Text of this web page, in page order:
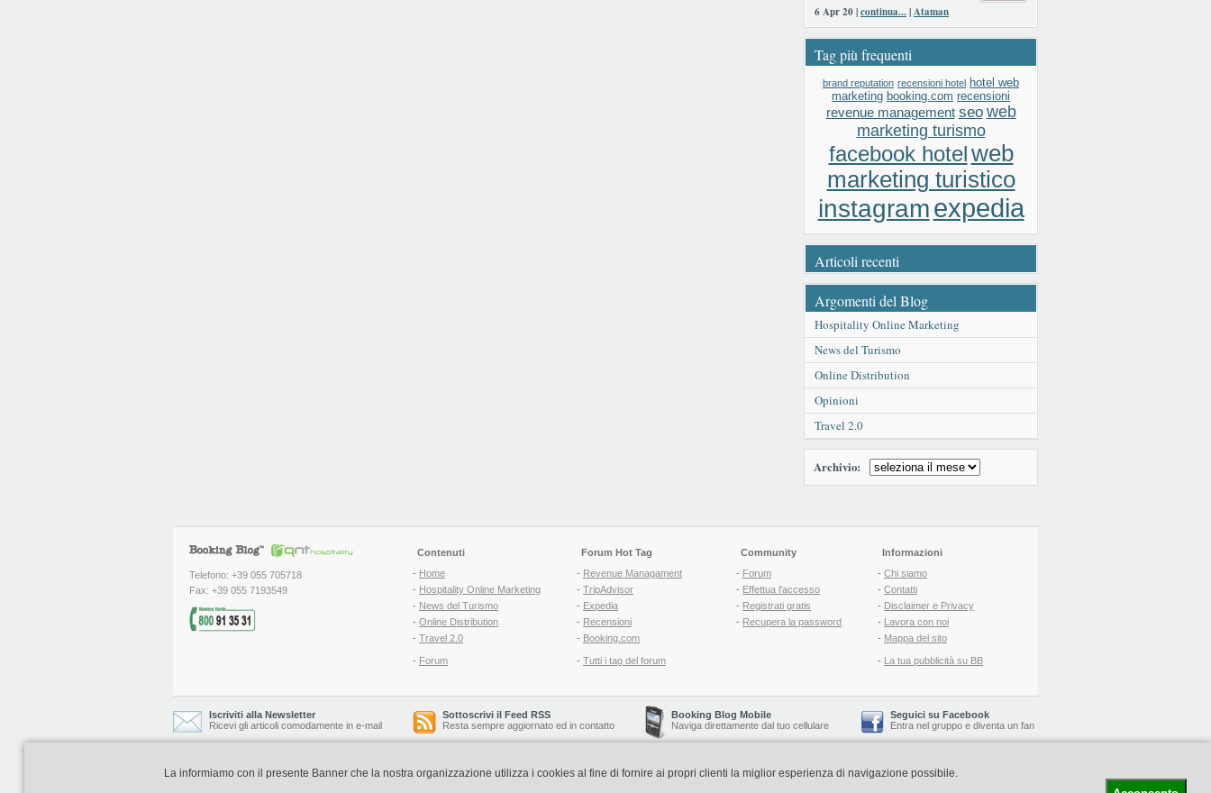
6 Apr 20 |continua...|Ataman
Tag più frequenti
brand reputation recensioni hotel hotel web
marketing booking.com recensioni
revenue management seo web
marketing turismo
facebook hotelweb
marketing turistico
instagramexpedia
Articoli recenti
Argomenti del Blog
Hospitality Online Marketing
News del Turismo
Online Distribution
Opinioni
Travel 2.0
Archivio:
Telefono: +39 055 705718
Fax: +39 055 7193549
Contenuti
- Home
- Hospitality Online Marketing
- News del Turismo
- Online Distribution
- Travel 2.0
- Forum
Forum Hot Tag
- Revenue Managament
- TripAdvisor
- Expedia
- Recensioni
- Booking.com
- Tutti i tag del forum
Community
- Forum
- Effettua l'accesso
- Registrati gratis
- Recupera la password
Informazioni
- Chi siamo
- Contatti
- Disclaimer e Privacy
- Lavora con noi
- Mappa del sito
- La tua pubblicità su BB
Iscriviti alla Newsletter
Ricevi gli articoli comodamente in e-mail
Sottoscrivi il Feed RSS
Resta sempre aggiornato ed in contatto
Booking Blog Mobile
Naviga direttamente dal tuo cellulare
Seguici su Facebook
Entra nel gruppo e diventa un fan
Booking Blog è realizzato e curato da Copyright © 2006-2026 QNT S.r.l. Socio Unico -www.qnt.it-Booking Blog™ -Il blog del Web Marketing Turistico
La informiamo con il presente Banner che la nostra organizzazione utilizza i cookies al fine di fornire ai propri clienti la miglior esperienza di navigazione possibile.